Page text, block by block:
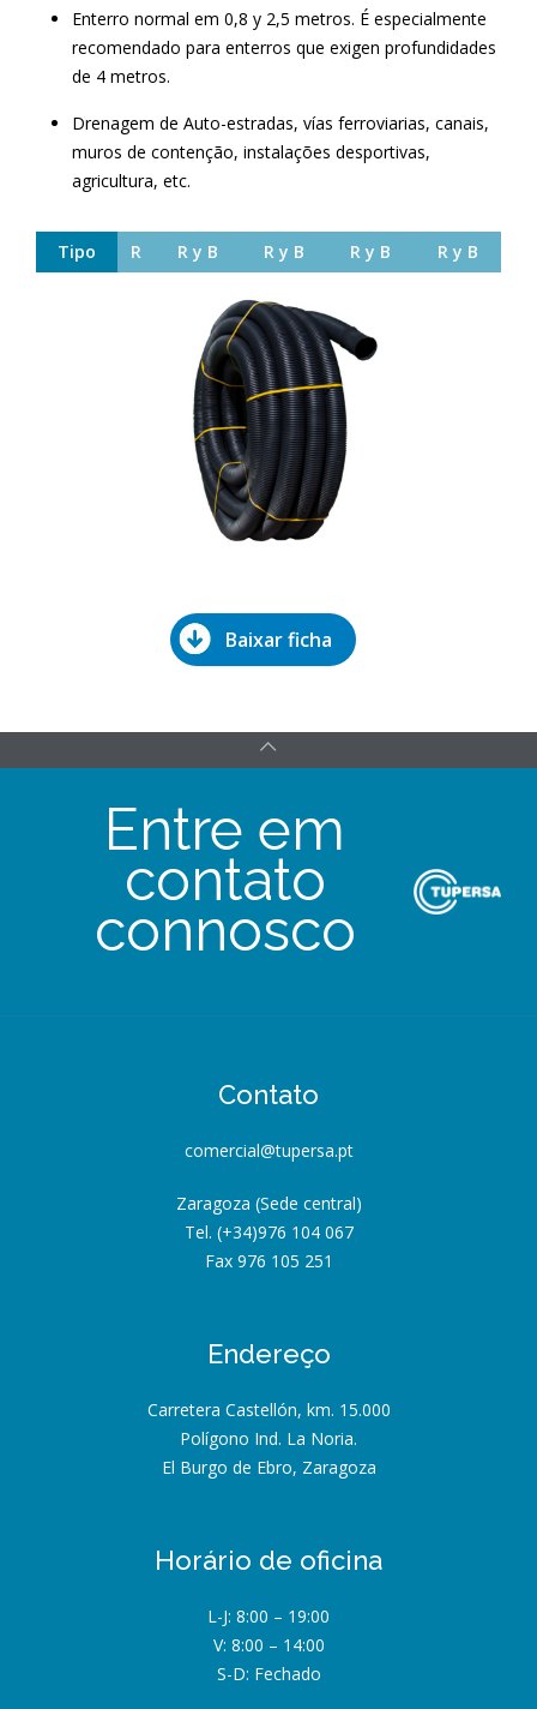
Enterro normal em 0,8 y 2,5 metros. É especialmente
recomendado para enterros que exigen profundidades
de 4 metros.
Drenagem de Auto-estradas, vías ferroviarias, canais,
muros de contenção, instalações desportivas,
agricultura, etc.
Tipo R R y B R y B R y B R y B
Baixar ficha
Entre em
contato
connosco
Contato
comercial@tupersa.pt
Zaragoza (Sede central)
Tel. (+34)976 104 067
Fax 976 105 251
Endereço
Carretera Castellón, km. 15.000
Polígono Ind. La Noria.
El Burgo de Ebro, Zaragoza
Horário de oficina
L-J: 8:00 – 19:00
V: 8:00 – 14:00
S-D: Fechado